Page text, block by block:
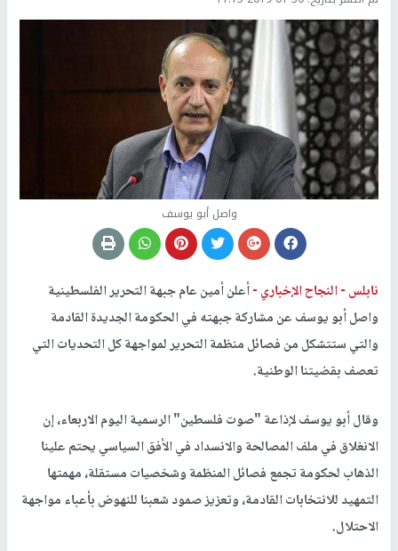
واصل أبو يوسف
نابلس -النجاح الإخباري -أعلن أمين عام جبهة التحرير الفلسطينية
واصل أبو يوسف عن مشاركة جبهته في الحكومة الجديدة القادمة
والتي ستتشكل من فصائل منظمة التحرير لمواجهة كل التحديات التي
تعصف بقضيتنا الوطنية.
وقال أبو يوسف لإذاعة "صوت فلسطين" الرسمية اليوم الاربعاء، إن
الانغلاق في ملف المصالحة والانسداد في الأفق السياسي يحتم علينا
الذهاب لحكومة تجمع فصائل المنظمة وشخصيات مستقلة، مهمتها
التمهيد للانتخابات القادمة، وتعزيز صمود شعبنا للنهوض بأعباء مواجهة
الاحتلال.